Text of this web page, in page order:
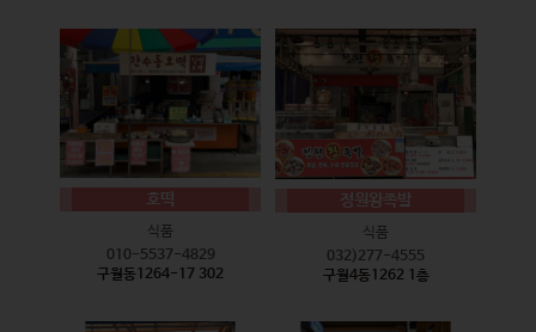
호떡
식품
010-5537-4829
구월동1264-17 302
정원왕족발
식품
032)277-4555
구월4동1262 1층